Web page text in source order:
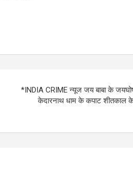
*INDIA CRIME न्यूज जय बाबा के
केदारनाथ धाम के कपाट शीतकाल